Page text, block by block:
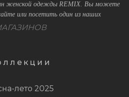
женской одежды REMIX. Вы можете
или посетить один из наших
лето 2025